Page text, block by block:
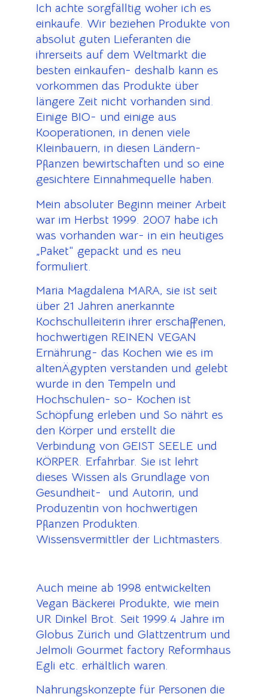
Ich achte sorgfälltig woher ich es
einkaufe. Wir beziehen Produkte von
absolut guten Lieferanten die
ihrerseits auf dem Weltmarkt die
besten einkaufen- deshalb kann es
vorkommen das Produkte über
längere Zeit nicht vorhanden sind.
Einige BIO- und einige aus
Kooperationen, in denen viele
Kleinbauern, in diesen Ländern-
Pflanzen bewirtschaften und so eine
gesichtere Einnahmequelle haben.
Mein absoluter Beginn meiner Arbeit
war im Herbst 1999. 2007 habe ich
was vorhanden war- in ein heutiges
„Paket“ gepackt und es neu
formuliert.
Maria Magdalena MARA, sie ist seit
über 21 Jahren anerkannte
Kochschulleiterin ihrer erschaffenen,
hochwertigen REINEN VEGAN
Ernährung- das Kochen wie es im
altenÄgypten verstanden und gelebt
wurde in den Tempeln und
Hochschulen- so- Kochen ist
Schöpfung erleben und So nährt es
den Körper und erstellt die
Verbindung von GEIST SEELE und
KÖRPER. Erfahrbar. Sie ist lehrt
dieses Wissen als Grundlage von
Gesundheit- und Autorin, und
Produzentin von hochwertigen
Pflanzen Produkten.
Wissensvermittler der Lichtmasters.
Auch meine ab 1998 entwickelten
Vegan Bäckerei Produkte, wie mein
UR Dinkel Brot. Seit 1999.4 Jahre im
Globus Zürich und Glattzentrum und
Jelmoli Gourmet factory Reformhaus
Egli etc. erhältlich waren.
Nahrungskonzepte für Personen die